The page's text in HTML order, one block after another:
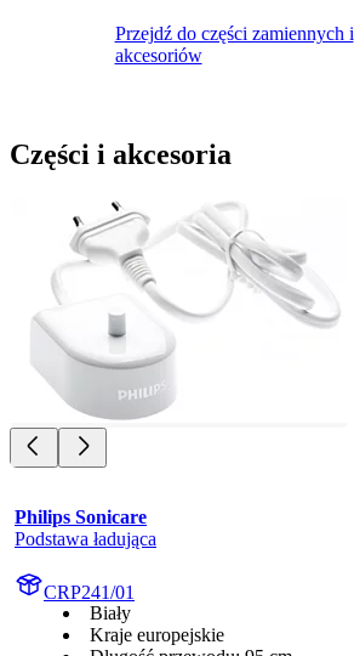
Przejdź do części zamiennych i
akcesoriów
Części i akcesoria
Philips Sonicare
Podstawa ładująca
CRP241/01
Biały
Kraje europejskie